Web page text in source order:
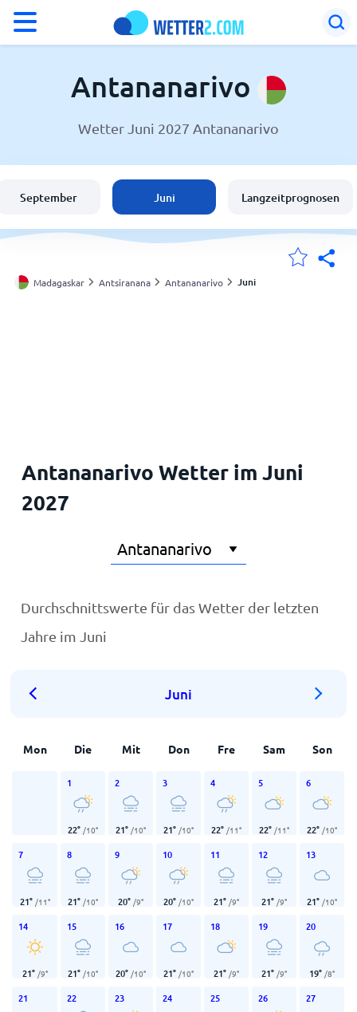
Wetter in Antananarivo
Schweiz
Deutschland
Antananarivo
Wetter Juni 2027 Antananarivo
September Juni Langzeitprognosen
Madagaskar Antsiranana Antananarivo Juni
Antananarivo Wetter im Juni
2027
Durchschnittswerte für das Wetter der letzten
Jahre im Juni
Juni
Mon Die Mit Don Fre Sam Son
1
22° /10°
2
21° /10°
3
21° /10°
4
22° /11°
5
22° /11°
6
22° /10°
7
21° /11°
8
21° /10°
9
20° /9°
10
20° /10°
11
21° /9°
12
21° /9°
13
21° /10°
14
21° /9°
15
21° /10°
16
20° /10°
17
21° /10°
18
21° /9°
19
21° /9°
20
19° /8°
21 22 23 24 25 26 27